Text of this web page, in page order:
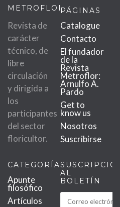
METROFLOR
Revista de
carácter
técnico, de
libre
circulación
y dirigida a
los
participantes
del sector
floricultor.
PÁGINAS
Catalogue
Contacto
El fundador
de la
Revista
Metroflor:
Arnulfo A.
Pardo
Get to
know us
Nosotros
Suscribirse
CATEGORÍAS
Apunte
filosófico
Artículos
SUSCRIPCIÓN
AL
BOLETÍN